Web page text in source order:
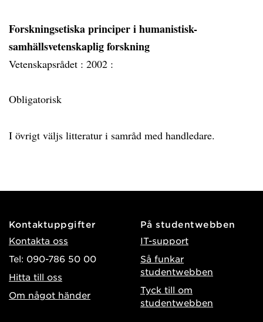
Forskningsetiska principer i humanistisk-
samhällsvetenskaplig forskning
Vetenskapsrådet : 2002 :
Obligatorisk
I övrigt väljs litteratur i samråd med handledare.
Kontaktuppgifter
Kontakta oss
Tel: 090-786 50 00
Hitta till oss
Om något händer
På studentwebben
IT-support
Så funkar
studentwebben
Tyck till om
studentwebben